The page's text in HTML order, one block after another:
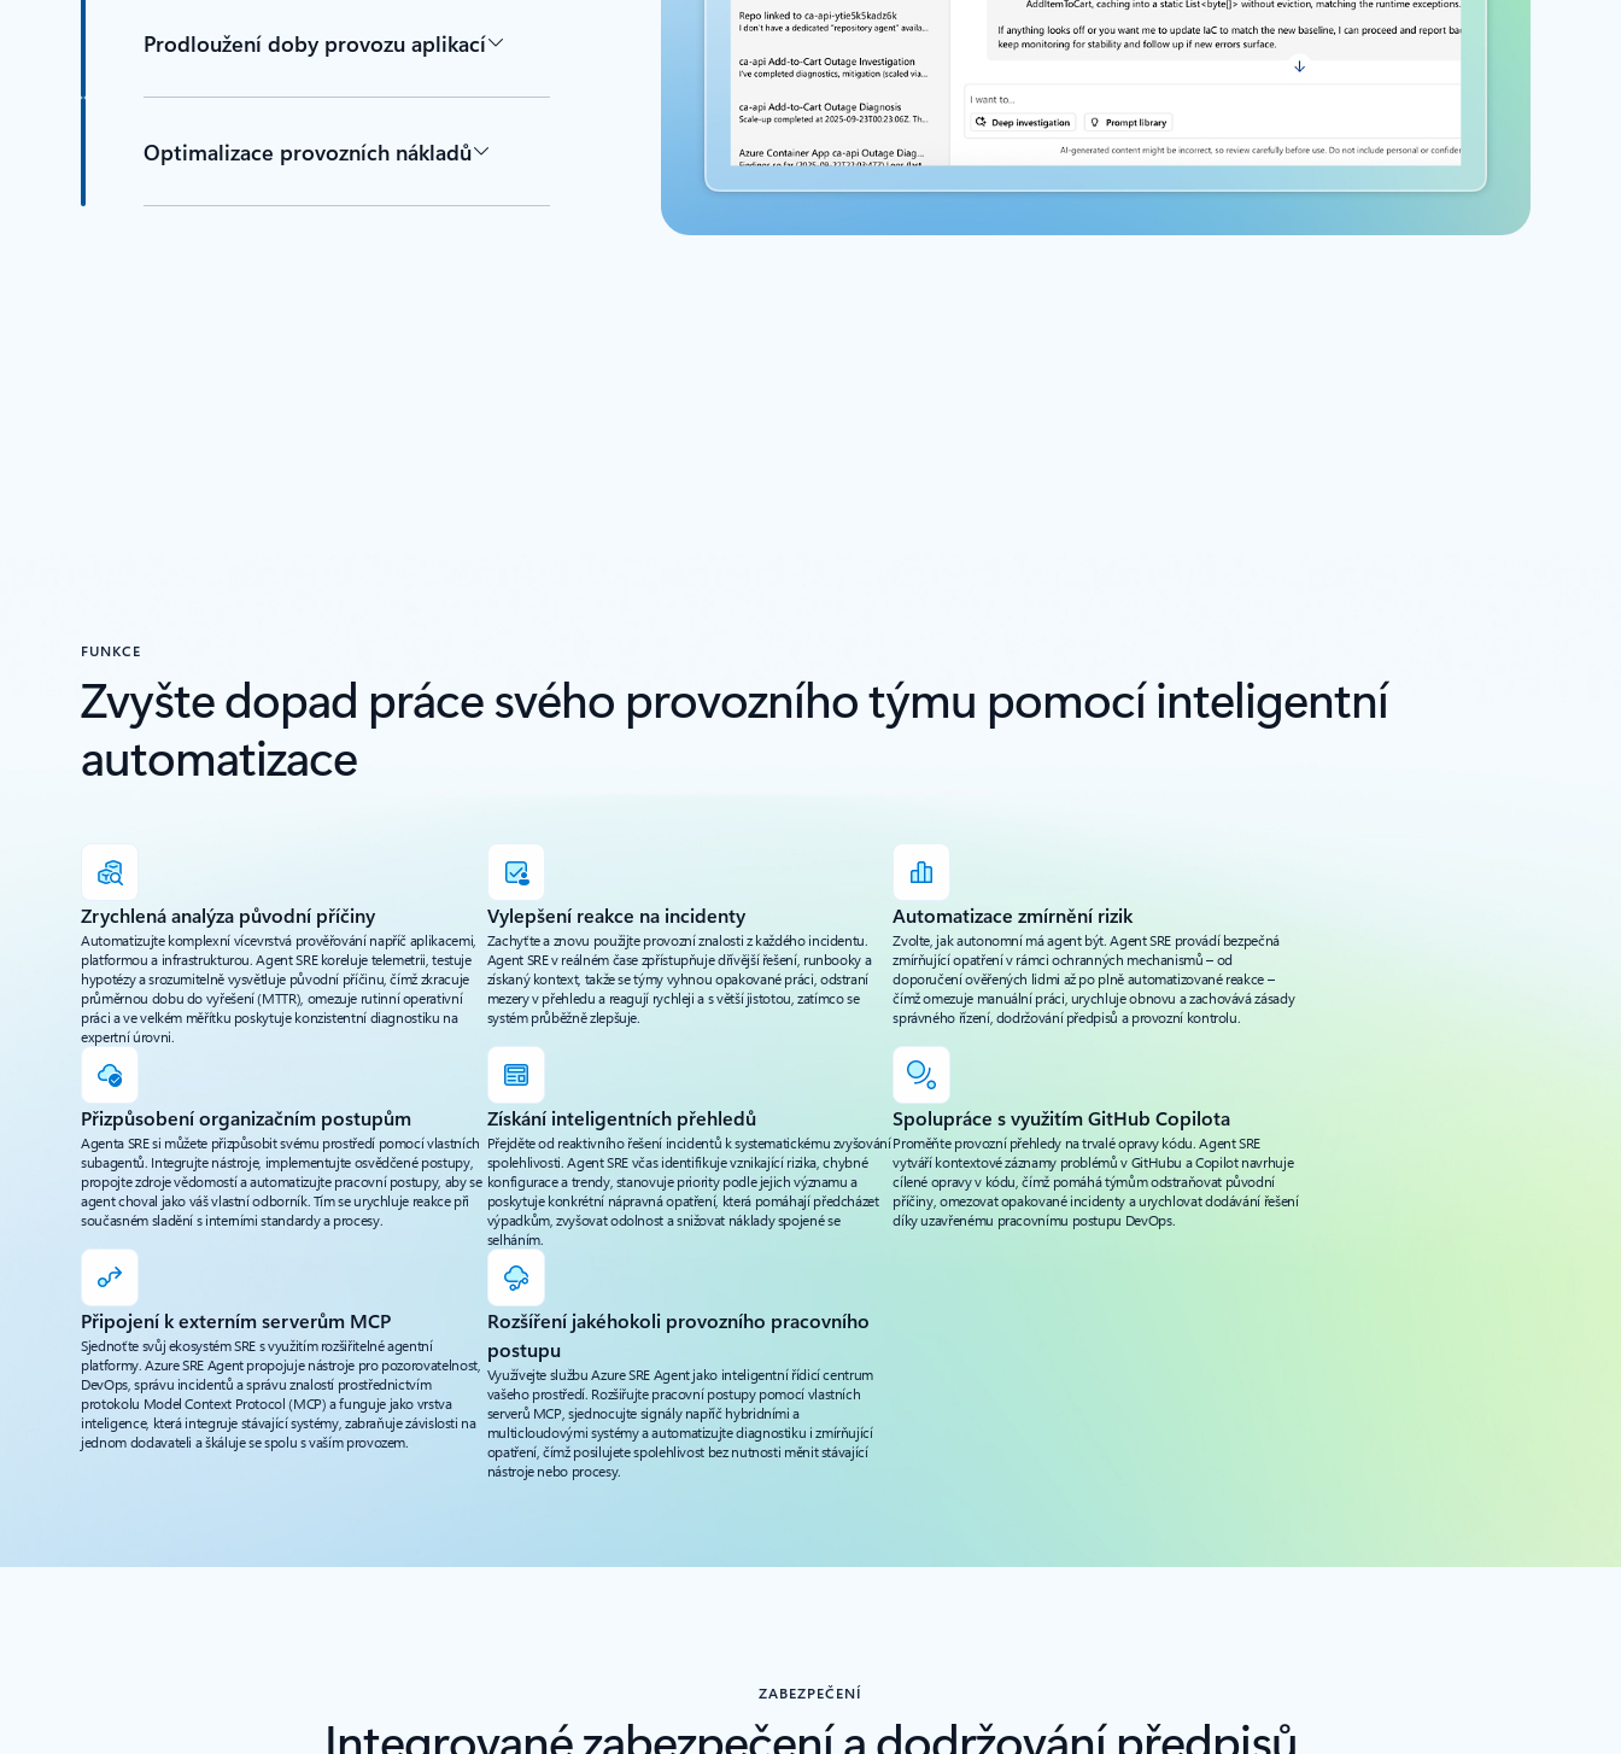
Prodloužení doby provozu aplikací
Optimalizace provozních nákladů
FUNKCE
Zvyšte dopad práce svého provozního týmu pomocí inteligentní
automatizace
Zrychlená analýza původní příčiny
Automatizujte komplexní vícevrstvá prověřování napříč aplikacemi,
platformou a infrastrukturou. Agent SRE koreluje telemetrii, testuje
hypotézy a srozumitelně vysvětluje původní příčinu, čímž zkracuje
průměrnou dobu do vyřešení (MTTR), omezuje rutinní operativní
práci a ve velkém měřítku poskytuje konzistentní diagnostiku na
expertní úrovni.
Vylepšení reakce na incidenty
Zachyťte a znovu použijte provozní znalosti z každého incidentu.
Agent SRE v reálném čase zpřístupňuje dřívější řešení, runbooky a
získaný kontext, takže se týmy vyhnou opakované práci, odstraní
mezery v přehledu a reagují rychleji a s větší jistotou, zatímco se
systém průběžně zlepšuje.
Automatizace zmírnění rizik
Zvolte, jak autonomní má agent být. Agent SRE provádí bezpečná
zmírňující opatření v rámci ochranných mechanismů – od
doporučení ověřených lidmi až po plně automatizované reakce –
čímž omezuje manuální práci, urychluje obnovu a zachovává zásady
správného řízení, dodržování předpisů a provozní kontrolu.
Přizpůsobení organizačním postupům
Agenta SRE si můžete přizpůsobit svému prostředí pomocí vlastních
subagentů. Integrujte nástroje, implementujte osvědčené postupy,
propojte zdroje vědomostí a automatizujte pracovní postupy, aby se
agent choval jako váš vlastní odborník. Tím se urychluje reakce při
současném sladění s interními standardy a procesy.
Získání inteligentních přehledů
Přejděte od reaktivního řešení incidentů k systematickému zvyšování
spolehlivosti. Agent SRE včas identifikuje vznikající rizika, chybné
konfigurace a trendy, stanovuje priority podle jejich významu a
poskytuje konkrétní nápravná opatření, která pomáhají předcházet
výpadkům, zvyšovat odolnost a snižovat náklady spojené se
selháním.
Spolupráce s využitím GitHub Copilota
Proměňte provozní přehledy na trvalé opravy kódu. Agent SRE
vytváří kontextové záznamy problémů v GitHubu a Copilot navrhuje
cílené opravy v kódu, čímž pomáhá týmům odstraňovat původní
příčiny, omezovat opakované incidenty a urychlovat dodávání řešení
díky uzavřenému pracovnímu postupu DevOps.
Připojení k externím serverům MCP
Sjednoťte svůj ekosystém SRE s využitím rozšiřitelné agentní
platformy. Azure SRE Agent propojuje nástroje pro pozorovatelnost,
DevOps, správu incidentů a správu znalostí prostřednictvím
protokolu Model Context Protocol (MCP) a funguje jako vrstva
inteligence, která integruje stávající systémy, zabraňuje závislosti na
jednom dodavateli a škáluje se spolu s vaším provozem.
Rozšíření jakéhokoli provozního pracovního
postupu
Využívejte službu Azure SRE Agent jako inteligentní řídicí centrum
vašeho prostředí. Rozšiřujte pracovní postupy pomocí vlastních
serverů MCP, sjednocujte signály napříč hybridními a
multicloudovými systémy a automatizujte diagnostiku i zmírňující
opatření, čímž posilujete spolehlivost bez nutnosti měnit stávající
nástroje nebo procesy.
ZABEZPEČENÍ
Integrované zabezpečení a dodržování předpisů